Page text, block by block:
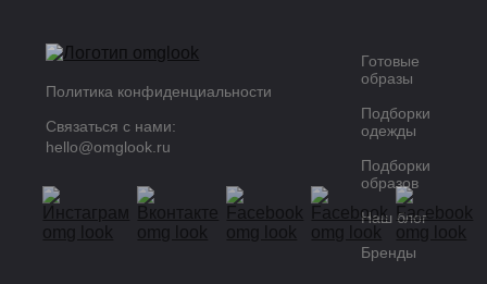
Политика конфиденциальности
Связаться с нами:
hello@omglook.ru
Готовые
образы
Подборки
одежды
Подборки
образов
Наш блог
Бренды